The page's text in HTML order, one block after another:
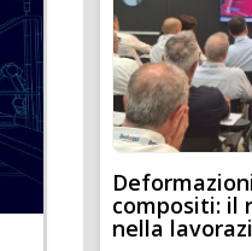
compositi: il
nella